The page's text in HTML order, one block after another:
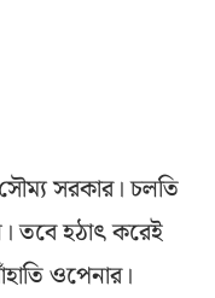
সরকার। চলতি
তবে হঠাৎ করেই
ওপেনার।